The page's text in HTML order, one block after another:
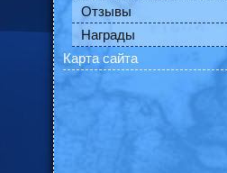
Отзывы
Награды
Карта сайта